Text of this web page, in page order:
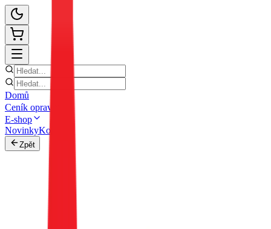
Domů
Ceník oprav
E-shop
NovinkyKontakt
Zpět